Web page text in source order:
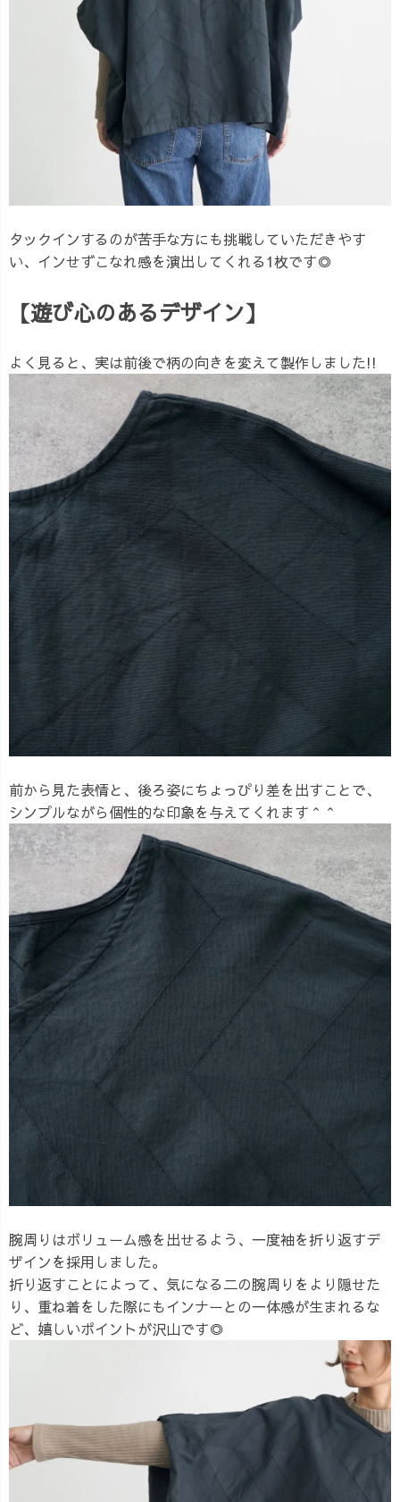
タックインするのが苦手な方にも挑戦していただきやす
い、インせずこなれ感を演出してくれる1枚です◎
【遊び心のあるデザイン】
よく見ると、実は前後で柄の向きを変えて製作しました!!
前から見た表情と、後ろ姿にちょっぴり差を出すことで、
シンプルながら個性的な印象を与えてくれます＾＾
腕周りはボリューム感を出せるよう、一度袖を折り返すデ
ザインを採用しました。
折り返すことによって、気になる二の腕周りをより隠せた
り、重ね着をした際にもインナーとの一体感が生まれるな
ど、嬉しいポイントが沢山です◎